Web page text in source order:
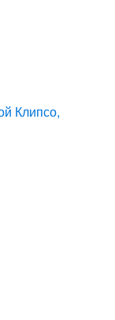
Клипсо,